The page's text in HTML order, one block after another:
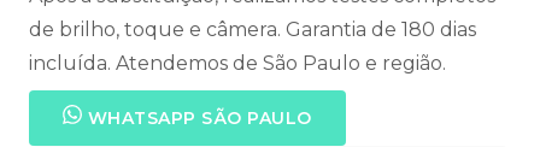
de brilho, toque e câmera. Garantia de 180 dias
incluída. Atendemos de São Paulo e região.
WHATSAPP SÃO PAULO